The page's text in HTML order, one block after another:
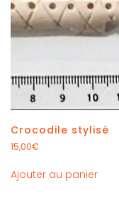
Crocodile stylisé
15,00€
Ajouter au panier